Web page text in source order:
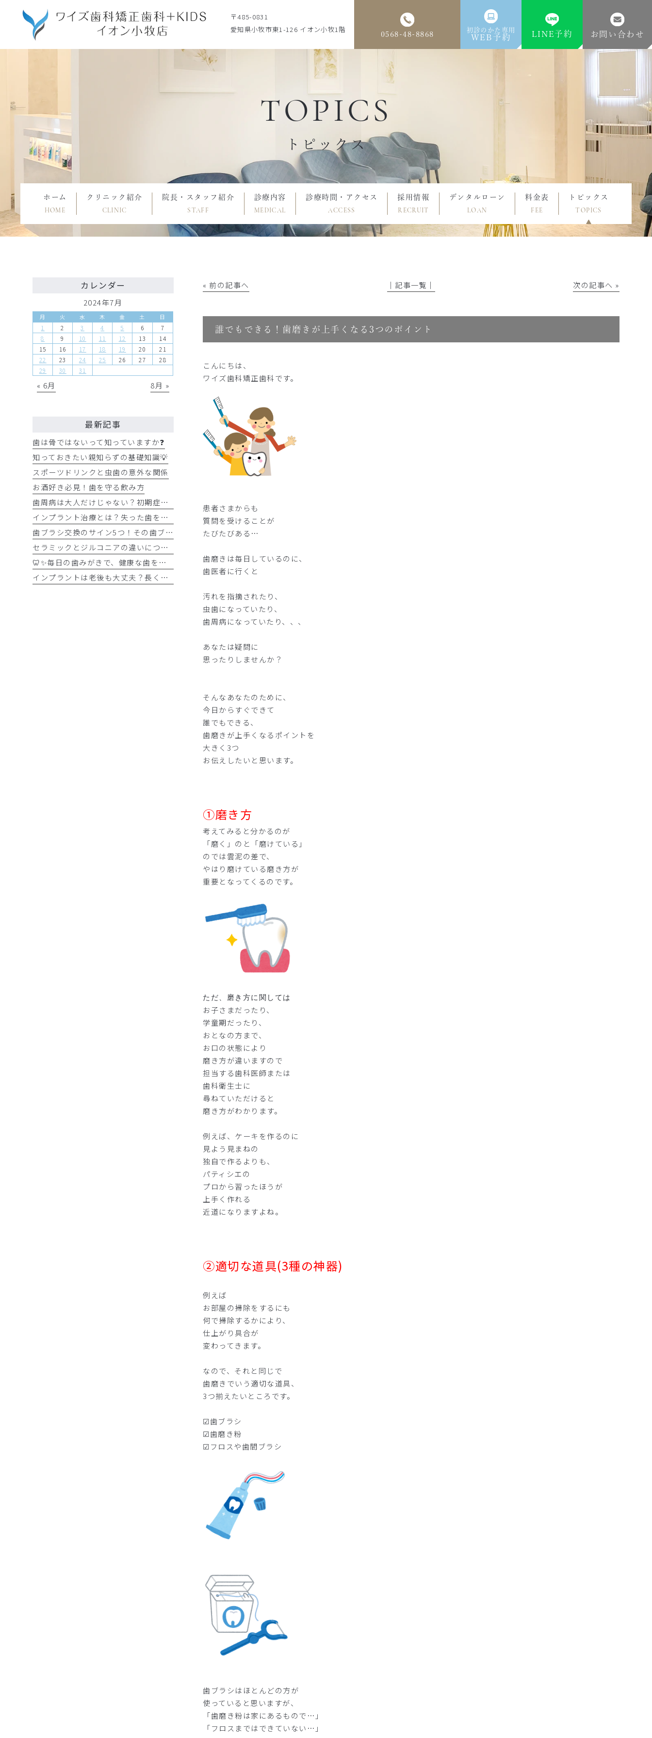
〒485-0831
愛知県小牧市東1-126 イオン小牧1階
0568-48-8868
初診のかた専用
WEB予約 LINE予約 お問い合わせ
ホーム
HOME
クリニック紹介
CLINIC
院長・スタッフ紹介
STAFF
診療内容
MEDICAL
診療時間・アクセス
ACCESS
採用情報
RECRUIT
デンタルローン
LOAN
料金表
FEE
トピックス
TOPICS
TOPICS
トピックス
« 前の記事へ │記事一覧│ 次の記事へ »
誰でもできる！歯磨きが上手くなる3つのポイント
こんにちは、
ワイズ歯科矯正歯科です。
患者さまからも
質問を受けることが
たびたびある…
歯磨きは毎日しているのに、
歯医者に行くと
汚れを指摘されたり、
虫歯になっていたり、
歯周病になっていたり、、、
あなたは疑問に
思ったりしませんか？
そんなあなたのために、
今日からすぐできて
誰でもできる、
歯磨きが上手くなるポイントを
大きく3つ
お伝えしたいと思います。
①磨き方
考えてみると分かるのが
「磨く」のと「磨けている」
のでは雲泥の差で、
やはり磨けている磨き方が
重要となってくるのです。
ただ、磨き方に関しては
お子さまだったり、
学童期だったり、
おとなの方まで、
お口の状態により
磨き方が違いますので
担当する歯科医師または
歯科衛生士に
尋ねていただけると
磨き方がわかります。
例えば、ケーキを作るのに
見よう見まねの
独自で作るよりも、
パティシエの
プロから習ったほうが
上手く作れる
近道になりますよね。
②適切な道具(3種の神器)
例えば
お部屋の掃除をするにも
何で掃除するかにより、
仕上がり具合が
変わってきます。
なので、それと同じで
歯磨きでいう適切な道具、
3つ揃えたいところです。
☑歯ブラシ
☑歯磨き粉
☑フロスや歯間ブラシ
歯ブラシはほとんどの方が
使っていると思いますが、
「歯磨き粉は家にあるもので…」
「フロスまではできていない…」
カレンダー
2024年7月
月 火 水 木 金 土 日
1 2 3 4 5 6
7
8
9 10 11 12 13
14
15
16 17 18 19 20
21
22
23 24 25 26 27
28
29
30 31
« 6月 8月 »
最新記事
歯は骨ではないって知っていますか❓
知っておきたい親知らずの基礎知識💡
スポーツドリンクと虫歯の意外な関係
お酒好き必見！歯を守る飲み方
歯周病は大人だけじゃない？初期症状をチェック
インプラント治療とは？失った歯を補う選択肢を正しく知りましょう！！
歯ブラシ交換のサイン5つ！その歯ブラシ、まだ使っていませんか？🪥
セラミックとジルコニアの違いについて解説！！
🦷✨毎日の歯みがきで、健康な歯を守りましょう✨🪥
インプラントは老後も大丈夫？長く快適に使うためのポイントと知っておきたい注意点を詳しく解説